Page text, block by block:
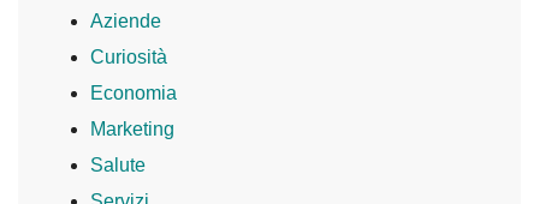
Aziende
Curiosità
Economia
Marketing
Salute